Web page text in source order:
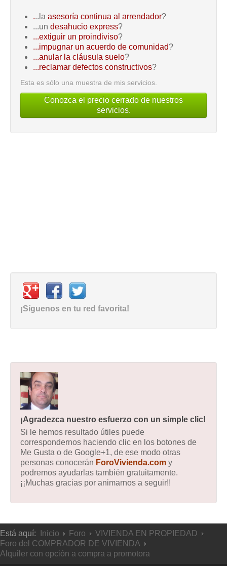
...la asesoría continua al arrendador?
...un desahucio express?
...extiguir un proindiviso?
...impugnar un acuerdo de comunidad?
...anular la cláusula suelo?
...reclamar defectos constructivos?
Esta es sólo una muestra de mis servicios.
Conozca el precio cerrado de nuestros
servicios.
¡Síguenos en tu red favorita!
¡Agradezca nuestro esfuerzo con un simple clic!
Si le hemos resultado útiles puede
correspondernos haciendo clic en los botones de
Me Gusta o de Google+1, de ese modo otras
personas conocerán ForoVivienda.com y
podremos ayudarlas también gratuitamente.
¡¡Muchas gracias por animarnos a seguir!!
Está aquí: Inicio Foro
VIVIENDA EN PROPIEDAD
Foro del COMPRADOR DE VIVIENDA
Alquiler con opción a compra a promotora